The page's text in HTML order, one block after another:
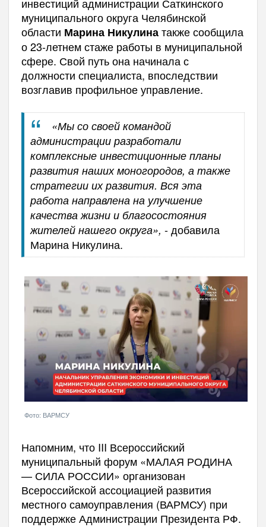
муниципального округа Челябинской
области Марина Никулинатакже сообщила
о 23-летнем стаже работы в муниципальной
сфере. Свой путь она начинала с
должности специалиста, впоследствии
возглавив профильное управление.
«Мы со своей командой
администрации разработали
комплексные инвестиционные планы
развития наших моногородов, а также
стратегии их развития. Вся эта
работа направлена на улучшение
качества жизни и благосостояния
жителей нашего округа», - добавила
Марина Никулина.
Фото: ВАРМСУ
Напомним, что III Всероссийский
муниципальный форум «МАЛАЯ РОДИНА
— СИЛА РОССИИ» организован
Всероссийской ассоциацией развития
местного самоуправления (ВАРМСУ) при
поддержке Администрации Президента РФ.